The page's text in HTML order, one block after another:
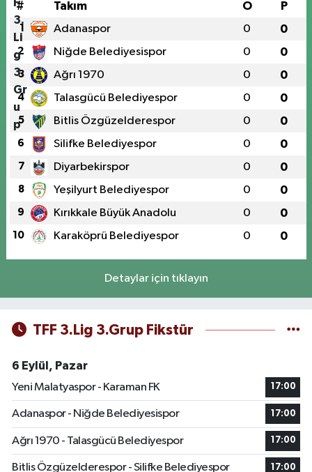
# Takım O P
1 Adanaspor 0 0
2 Niğde Belediyesispor 0 0
3 Ağrı 1970 0 0
4 Talasgücü Belediyespor 0 0
5 Bitlis Özgüzelderespor 0 0
6 Silifke Belediyespor 0 0
7 Diyarbekirspor 0 0
8 Yeşilyurt Belediyespor 0 0
9 Kırıkkale Büyük Anadolu 0 0
10 Karaköprü Belediyespor 0 0
Detaylar için tıklayın
TFF 3.Lig 3.Grup Fikstür
6 Eylül, Pazar
Yeni Malatyaspor - Karaman FK
17:00
Adanaspor - Niğde Belediyesispor 17:00
Ağrı 1970 - Talasgücü Belediyespor 17:00
Bitlis Özgüzelderespor - Silifke Belediyespor 17:00